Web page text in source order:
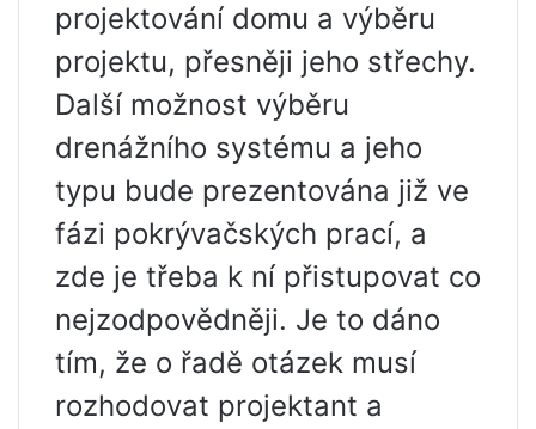
projektování domu a výběru
projektu, přesněji jeho střechy.
Další možnost výběru
drenážního systému a jeho
typu bude prezentována již ve
fázi pokrývačských prací, a
zde je třeba k ní přistupovat co
nejzodpovědněji. Je to dáno
tím, že o řadě otázek musí
rozhodovat projektant a